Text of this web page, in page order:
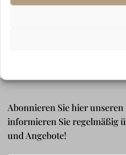
Abonnieren Sie hier
informieren Sie regelmäßig
und Angebote!